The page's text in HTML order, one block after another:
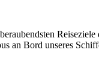
an Bord unseres